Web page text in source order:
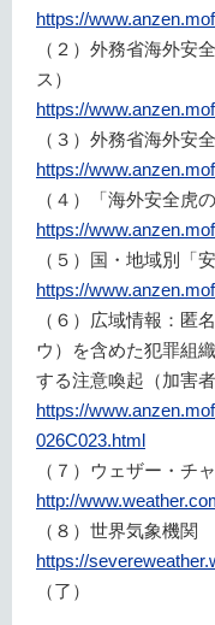
https://
（２）外務省海外安
ス）
https://
（３）外務省海外安
https://
（４）「海外安
https://
（５）国・地域別「
https://
（６）広域情報：匿
ウ）を含めた犯罪組
する注意喚起（加害
https://
026C023.html
（７）ウェザー・チ
http://
（８）世界気象機関
https://
（了）